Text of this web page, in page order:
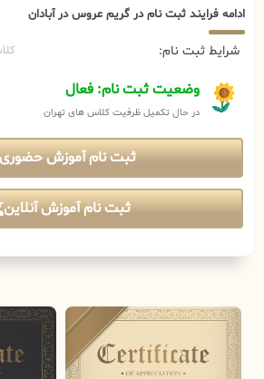
ادامه فرایند ثبت نام در گریم عروس در آبادان
شرایط ثبت نام:
وضعیت ثبت نام: فعال
در حال تکمیل ظرفیت کلاس های تهران
ثبت نام آموزش
ثبت نام آموزش آنلاین